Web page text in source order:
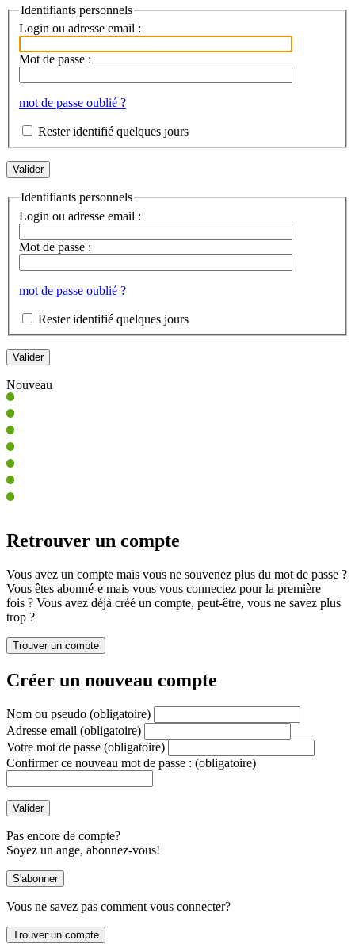
Identifiants personnels
Login ou adresse email :
Mot de passe :
mot de passe oublié ?
Rester identifié quelques jours
Identifiants personnels
Login ou adresse email :
Mot de passe :
mot de passe oublié ?
Rester identifié quelques jours
Nouveau
Retrouver un compte
Vous avez un compte mais vous ne souvenez plus du mot de passe ?
Vous êtes abonné-e mais vous vous connectez pour la première
fois ? Vous avez déjà créé un compte, peut-être, vous ne savez plus
trop ?
Créer un nouveau compte
Nom ou pseudo (obligatoire)
Adresse email (obligatoire)
Votre mot de passe (obligatoire)
Confirmer ce nouveau mot de passe : (obligatoire)
Pas encore de compte?
Soyez un ange, abonnez-vous!
Vous ne savez pas comment vous connecter?